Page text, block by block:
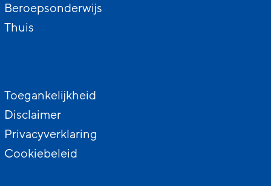
Beroepsonderwijs
Thuis
Toegankelijkheid
Disclaimer
Privacyverklaring
Cookiebeleid